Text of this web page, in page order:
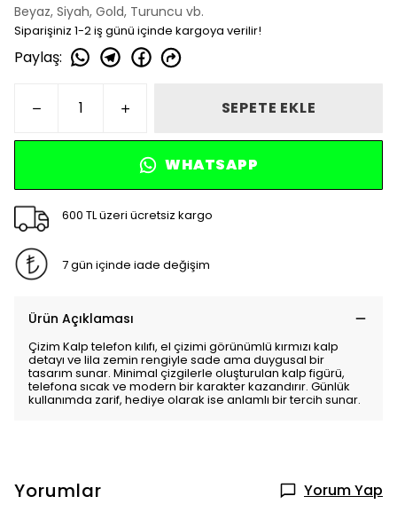
Beyaz, Siyah, Gold, Turuncu vb.
Siparişiniz 1-2 iş günü içinde kargoya verilir!
Paylaş:
SEPETE EKLE
WHATSAPP
600 TL üzeri ücretsiz kargo
7 gün içinde iade değişim
Ürün Açıklaması
Çizim Kalp telefon kılıfı, el çizimi görünümlü kırmızı kalp
detayı ve lila zemin rengiyle sade ama duygusal bir
tasarım sunar. Minimal çizgilerle oluşturulan kalp figürü,
telefona sıcak ve modern bir karakter kazandırır. Günlük
kullanımda zarif, hediye olarak ise anlamlı bir tercih sunar.
Yorumlar Yorum Yap